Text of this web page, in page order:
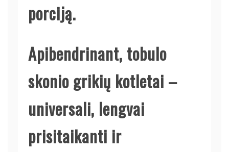
porciją.
Apibendrinant, tobulo
skonio grikių kotletai –
universali, lengvai
prisitaikanti ir